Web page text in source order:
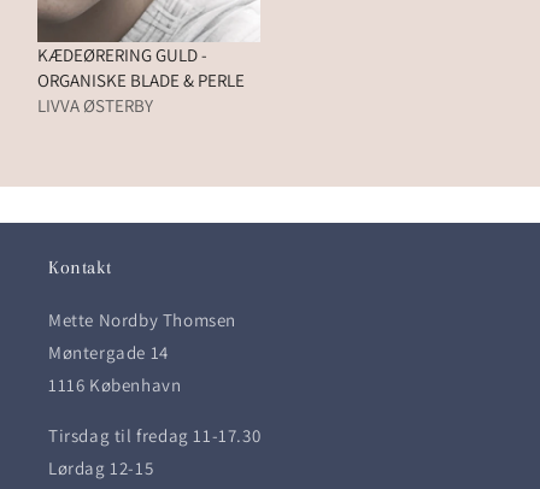
KÆDEØRERING GULD -
ORGANISKE BLADE & PERLE
LIVVA ØSTERBY
Kontakt
Mette Nordby Thomsen
Møntergade 14
1116 København
Tirsdag til fredag ​​11-17.30
Lørdag 12-15